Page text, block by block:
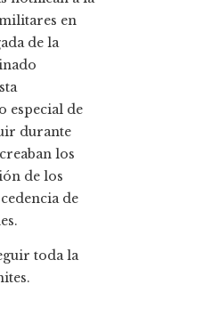
en
de la
especial de
durante
los
de los
de
toda la